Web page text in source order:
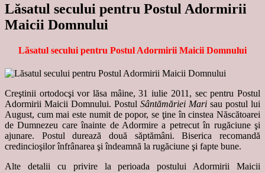
Lăsatul secului pentru Postul Adormirii
Maicii Domnului
Lăsatul secului pentru Postul Adormirii Maicii Domnului
Creştinii ortodocşi vor lăsa mâine, 31 iulie 2011, sec pentru Postul
Adormirii Maicii Domnului. Postul Sântămăriei Mari sau postul lui
August, cum mai este numit de popor, se ţine în cinstea Născătoarei
de Dumnezeu care înainte de Adormire a petrecut în rugăciune şi
ajunare. Postul durează două săptămâni. Biserica recomandă
credincioşilor înfrânarea şi îndeamnă la rugăciune şi fapte bune.
Alte detalii cu privire la perioada postului Adormirii Maicii